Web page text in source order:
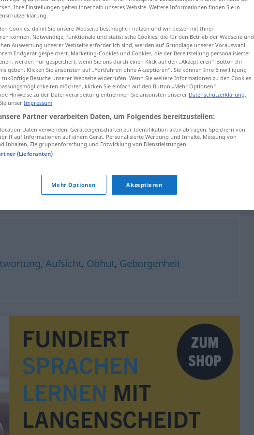
idʒti
, Aufsicht, Obhut, Geborgenheit
Ihre Einstellungen gelten innerhalb unseres Website. Weitere Informationen finden Sie in
Cookies, damit Sie unsere Webseite bestmöglich nutzen und wir besser mit Ihnen
können. Notwendige, funktionale und statistische Cookies, die für den Betrieb der Webseite und
Auswertung unserer Webseite erforderlich sind, werden auf Grundlage unserer Vorauswahl
Endgerät gespeichert. Marketing-Cookies und Cookies, die der Bereitstellung personalisierter
werden nur gespeichert, wenn Sie uns durch einen Klick auf den „Akzeptieren“-Button Ihr
geben. Klicken Sie ansonsten auf „Fortfahren ohne Akzeptieren“. Sie können Ihre Einwilligung
Besuche unserer Webseite widerrufen. Wenn Sie weitere Informationen zu den Cookies
möchten, klicken Sie einfach auf den Button „Mehr Optionen“.
Hinweise zu der Datenverarbeitung entnehmen Sie ansonsten unserer Datenschutzerklärung.
unser Impressum.
Partner verarbeiten Daten, um Folgendes bereitzustellen:
Daten verwenden. Geräteeigenschaften zur Identifikation aktiv abfragen. Speichern von
auf Informationen auf einem Gerät. Personalisierte Werbung und Inhalte, Messung von
Inhalten, Zielgruppenforschung und Entwicklung von Dienstleistungen.
(Lieferanten)
Mehr Optionen Akzeptieren